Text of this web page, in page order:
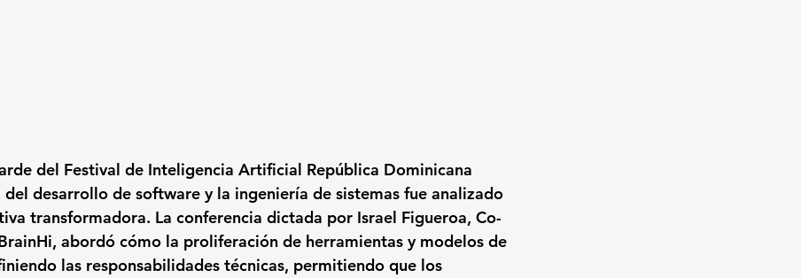
del Festival de Inteligencia Artificial República Dominicana
del desarrollo de software y la ingeniería de sistemas fue analizado
transformadora. La conferencia dictada por Israel Figueroa, Co-
, abordó cómo la proliferación de herramientas y modelos de
las responsabilidades técnicas, permitiendo que los